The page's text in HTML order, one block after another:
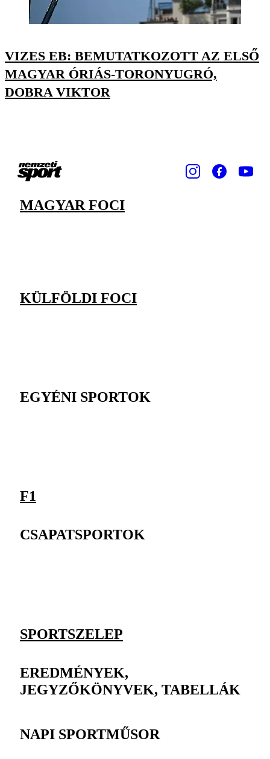
VIZES EB: BEMUTATKOZOTT AZ ELSŐ
MAGYAR ÓRIÁS-TORONYUGRÓ,
DOBRA VIKTOR
MAGYAR FOCI
KÜLFÖLDI FOCI
EGYÉNI SPORTOK
F1
CSAPATSPORTOK
SPORTSZELEP
EREDMÉNYEK,
JEGYZŐKÖNYVEK, TABELLÁK
NAPI SPORTMŰSOR